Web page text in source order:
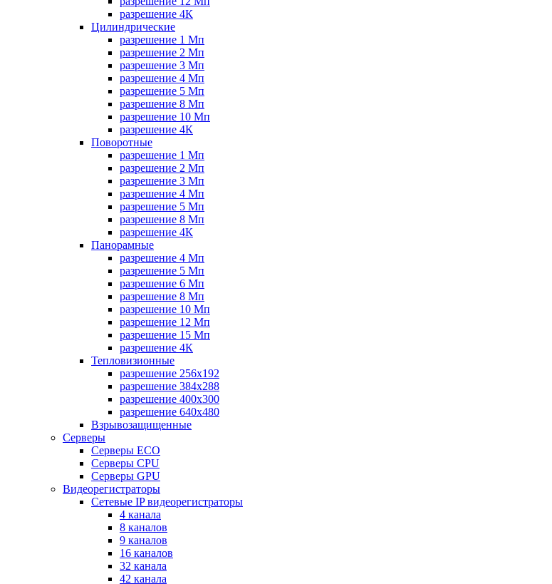
разрешение 4К
Цилиндрические
разрешение 1 Мп
разрешение 2 Мп
разрешение 3 Мп
разрешение 4 Мп
разрешение 5 Мп
разрешение 8 Мп
разрешение 10 Мп
разрешение 4К
Поворотные
разрешение 1 Мп
разрешение 2 Мп
разрешение 3 Мп
разрешение 4 Мп
разрешение 5 Мп
разрешение 8 Мп
разрешение 4К
Панорамные
разрешение 4 Мп
разрешение 5 Мп
разрешение 6 Мп
разрешение 8 Мп
разрешение 10 Мп
разрешение 12 Мп
разрешение 15 Мп
разрешение 4К
Тепловизионные
разрешение 256x192
разрешение 384х288
разрешение 400x300
разрешение 640х480
Взрывозащищенные
Серверы
Серверы ECO
Серверы CPU
Серверы GPU
Видеорегистраторы
Сетевые IP видеорегистраторы
4 канала
8 каналов
9 каналов
16 каналов
32 канала
42 канала